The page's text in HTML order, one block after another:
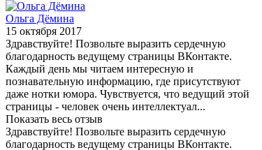
Ольга Дёмина
15 октября 2017
Здравствуйте! Позвольте выразить сердечную
благодарность ведущему страницы ВКонтакте.
Каждый день мы читаем интересную и
познавательную информацию, где присутствуют
даже нотки юмора. Чувствуется, что ведущий этой
страницы - человек очень интеллектуал...
Показать весь отзыв
Здравствуйте! Позвольте выразить сердечную
благодарность ведущему страницы ВКонтакте.